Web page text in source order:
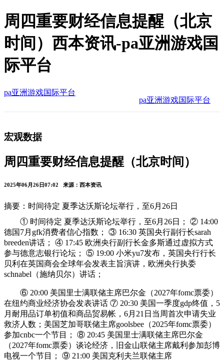
周四重要财经信息提醒（北京
时间）西本资讯-pa亚洲游戏国
际平台
pa亚洲游戏国际平台
pa亚洲游戏国际平台
宏观数据
周四重要财经信息提醒（北京时间）
2025年06月26日07:02 来源：西本资讯
摘要：时间待定 夏季达沃斯论坛举行，至6月26日
① 时间待定 夏季达沃斯论坛举行，至6月26日； ② 14:00
德国7月gfk消费者信心指数； ③ 16:30 英国央行副行长sarah
breeden讲话； ④ 17:45 欧洲央行副行长金多斯通过虚拟方式
参与德意志银行论坛； ⑤ 19:00 小米yu7发布，英国央行行长
贝利在英国商会全球年会发表主旨演讲，欧洲央行执委
schnabel（施纳贝尔）讲话；
⑥ 20:00 美国里士满联储主席巴尔金（2027年fomc票委）
在纽约商业经济协会发表讲话 ⑦ 20:30 美国一季度gdp终值，5
月耐用品订单初值和商品贸易帐，6月21日当周首次申请失业
救济人数；美国芝加哥联储主席goolsbee（2025年fomc票委）
参加cnbc一个节目； ⑧ 20:45 美国里士满联储主席巴尔金
（2027年fomc票委）谈论经济，旧金山联储主席戴利参加彭博
电视一个节目； ⑨ 21:00 美国克利夫兰联储主席